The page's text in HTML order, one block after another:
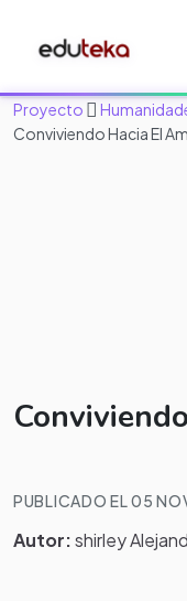
Proyecto
Conviviendo Hacia El
PUBLICADO EL 05
Autor:shirley